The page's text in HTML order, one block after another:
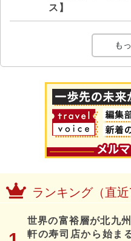
ス】
も
ランキング（直近
世界の富裕層が北九
軒の寿司店から始ま